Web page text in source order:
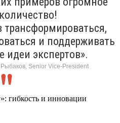
количество!
трансформироваться,
и поддерживать
идеи экспертов».
Senior Vice-President